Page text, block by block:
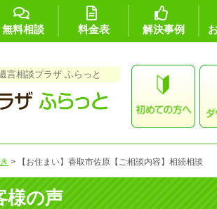
無料相談 料金表 解決事例
言相談プラザ ふらっと
> 【お住まい】香取市佐原【ご相談内容】相続相談
様の声